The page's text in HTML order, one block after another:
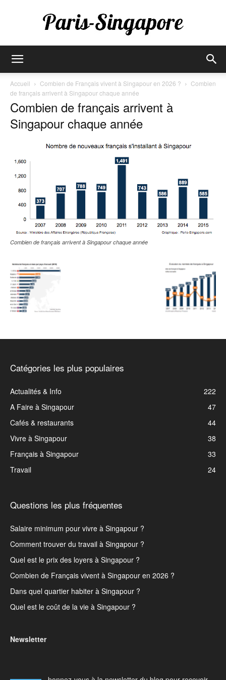
Singapore
Accueil Combien de Français vivent à Singapour en 2026 ?
Combien
de français arrivent à Singapour chaque année
Combien de français arrivent à
Singapour chaque année
Combien de français arrivent à Singapour chaque année
Catégories les plus populaires
Actualités & Info
222
A Faire à Singapour
47
Cafés & restaurants
44
Vivre à Singapour
38
Français à Singapour
33
Travail
24
Questions les plus fréquentes
Salaire minimum pour vivre à Singapour ?
Comment trouver du travail à Singapour ?
Quel est le prix des loyers à Singapour ?
Combien de Français vivent à Singapour en 2026 ?
Dans quel quartier habiter à Singapour ?
Quel est le coût de la vie à Singapour ?
Newsletter